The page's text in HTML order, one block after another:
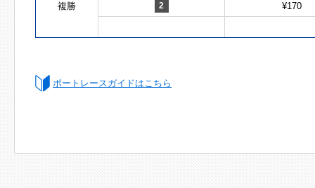
複勝 2 ¥170
ボートレースガイドはこちら